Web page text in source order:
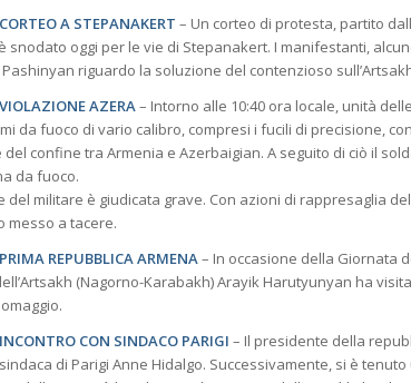
A STEPANAKERT – Un corteo di protesta, partito
snodato oggi per le vie di Stepanakert. I manifestanti,
Pashinyan riguardo la soluzione del contenzioso
AZERA– Intorno alle 10:40 ora locale, unità
da fuoco di vario calibro, compresi i fucili di precisione,
confine tra Armenia e Azerbaigian. A seguito di ciò il
da fuoco.
del militare è giudicata grave. Con azioni di rappresaglia
messo a tacere.
REPUBBLICA ARMENA– In occasione della Giornata
(Nagorno-Karabakh) Arayik Harutyunyan ha
CON SINDACO PARIGI – Il presidente della
di Parigi Anne Hidalgo. Successivamente, si è